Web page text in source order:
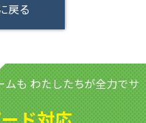
戻る
ムもわたしたちが全力でサ